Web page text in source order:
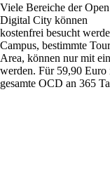
Viele Bereiche der Open
Digital City können
kostenfrei besucht
Campus, bestimmte
Area, können nur mit
werden. Für 59,90 Euro
gesamte OCD an 365